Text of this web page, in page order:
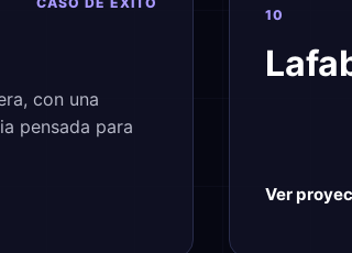
con una
pensada para
10
Ver